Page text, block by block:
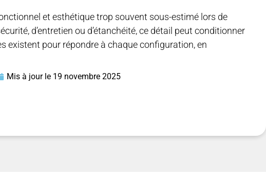
et esthétique trop souvent sous-estimé lors de
d’entretien ou d’étanchéité, ce détail peut conditionner
existent pour répondre à chaque configuration, en
Mis à jour le 19 novembre 2025